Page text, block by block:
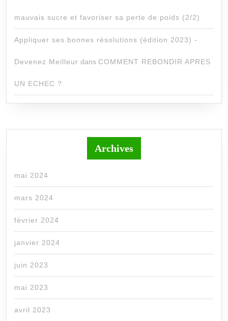
mauvais sucre et favoriser sa perte de poids (2/2)
Appliquer ses bonnes résolutions (édition 2023) -
Devenez Meilleur dans COMMENT REBONDIR APRES
UN ECHEC ?
Archives
mai 2024
mars 2024
février 2024
janvier 2024
juin 2023
mai 2023
avril 2023